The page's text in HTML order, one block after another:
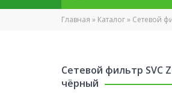
Главная » Каталог» Сетевой
Сетевой фильтр SVC
чёрный